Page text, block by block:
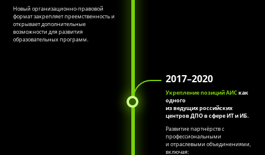
Новый организационно-правовой
формат закрепляет преемственность и
открывает дополнительные
возможности для развития
образовательных программ.
2017–2020
Укрепление позиций АИСкак
одного
из ведущих российских
центров ДПО в сфере ИТ и ИБ.
Развитие партнёрств с
профессиональными
и отраслевыми объединениями,
включая: